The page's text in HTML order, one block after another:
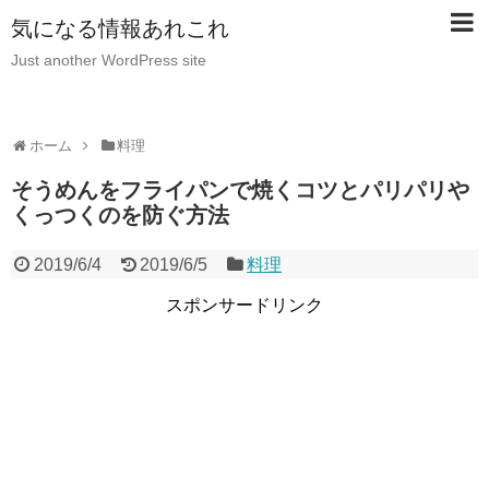
気になる情報あれこれ
Just another WordPress site
ホーム 料理
そうめんをフライパンで焼くコツとパリパリや
くっつくのを防ぐ方法
2019/6/4 2019/6/5 料理
スポンサードリンク